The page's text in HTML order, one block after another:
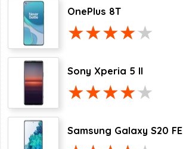
OnePlus 8T
Sony Xperia 5 II
Samsung Galaxy S20 FE